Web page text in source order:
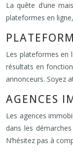
La quête d’une
plateformes en
Les plateformes en
résultats en
annonceurs. Soyez
AGENCES
Les agences
dans les
N’hésitez pas à